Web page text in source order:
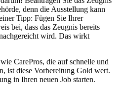
denn die Ausstellung kann
Tipp: Fügen Sie Ihrer
bei, dass das Zeugnis bereits
wird. Das wirkt
CarePros, die auf schnelle und
ist diese Vorbereitung Gold wert.
in Ihren neuen Job starten.